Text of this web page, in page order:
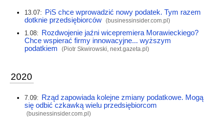
13.07: PiS chce wprowadzić nowy podatek. Tym razem
dotknie przedsiębiorców (businessinsider.com.pl)
1.08: Rozdwojenie jaźni wicepremiera Morawieckiego?
Chce wspierać firmy innowacyjne... wyższym
podatkiem
(Piotr Skwirowski, next.gazeta.pl)
2020
7.09: Rząd zapowiada kolejne zmiany podatkowe. Mogą
się odbić czkawką wielu przedsiębiorcom
(businessinsider.com.pl)